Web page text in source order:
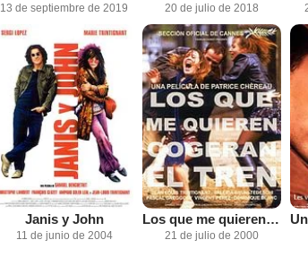
13 de septiembre de 2019 20 de julio de 2018
Janis y John
11 de junio de 2004
Los que me quieren cogerán el tren
21 de julio de 2000